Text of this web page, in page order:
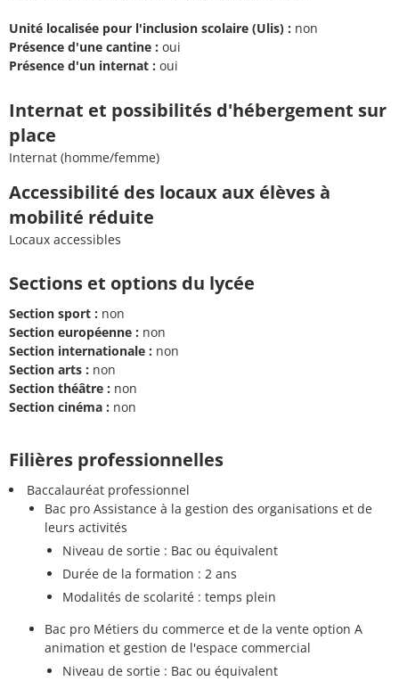
Unité localisée pour l'inclusion scolaire (Ulis) : non
Présence d'une cantine : oui
Présence d'un internat : oui
Internat et possibilités d'hébergement sur
place
Internat (homme/femme)
Accessibilité des locaux aux élèves à
mobilité réduite
Locaux accessibles
Sections et options du lycée
Section sport : non
Section européenne : non
Section internationale : non
Section arts : non
Section théâtre : non
Section cinéma : non
Filières professionnelles
Baccalauréat professionnel
Bac pro Assistance à la gestion des organisations et de
leurs activités
Niveau de sortie : Bac ou équivalent
Durée de la formation : 2 ans
Modalités de scolarité : temps plein
Bac pro Métiers du commerce et de la vente option A
animation et gestion de l'espace commercial
Niveau de sortie : Bac ou équivalent